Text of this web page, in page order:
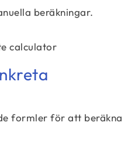
beräkningar.
formler för att beräkna